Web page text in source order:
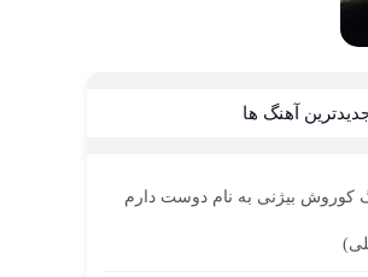
آهنگ ها
کوروش بیژنی به نام دوست دارم